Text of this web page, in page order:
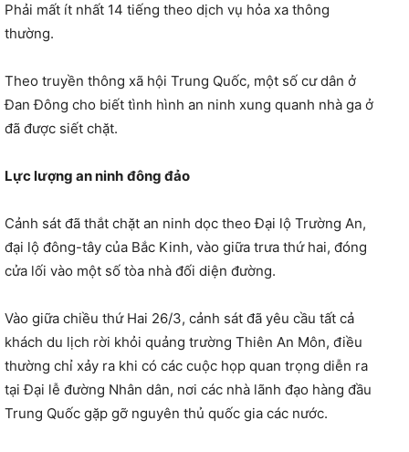
Phải mất ít nhất 14 tiếng theo dịch vụ hỏa xa thông
thường.
Theo truyền thông xã hội Trung Quốc, một số cư dân ở
Đan Đông cho biết tình hình an ninh xung quanh nhà ga ở
đã được siết chặt.
Lực lượng an ninh đông đảo
Cảnh sát đã thắt chặt an ninh dọc theo Đại lộ Trường An,
đại lộ đông-tây của Bắc Kinh, vào giữa trưa thứ hai, đóng
cửa lối vào một số tòa nhà đối diện đường.
Vào giữa chiều thứ Hai 26/3, cảnh sát đã yêu cầu tất cả
khách du lịch rời khỏi quảng trường Thiên An Môn, điều
thường chỉ xảy ra khi có các cuộc họp quan trọng diễn ra
tại Đại lễ đường Nhân dân, nơi các nhà lãnh đạo hàng đầu
Trung Quốc gặp gỡ nguyên thủ quốc gia các nước.